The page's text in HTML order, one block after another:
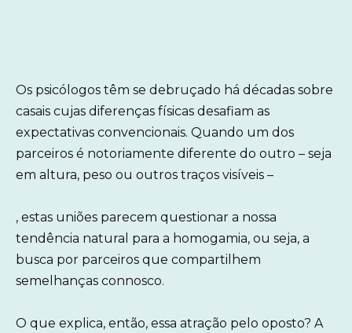
Os psicólogos têm se debruçado há décadas sobre
casais cujas diferenças físicas desafiam as
expectativas convencionais. Quando um dos
parceiros é notoriamente diferente do outro – seja
em altura, peso ou outros traços visíveis –
, estas uniões parecem questionar a nossa
tendência natural para a homogamia, ou seja, a
busca por parceiros que compartilhem
semelhanças connosco.
O que explica, então, essa atração pelo oposto? A